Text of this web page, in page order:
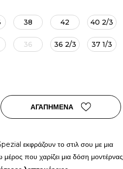
38 42 40 2/3
36 36 2/3 37 1/3
ΑΓΑΠΗΜΕΝΑ
εκφράζουν το στιλ σου με μια
που χαρίζει μια δόση μοντέρνας